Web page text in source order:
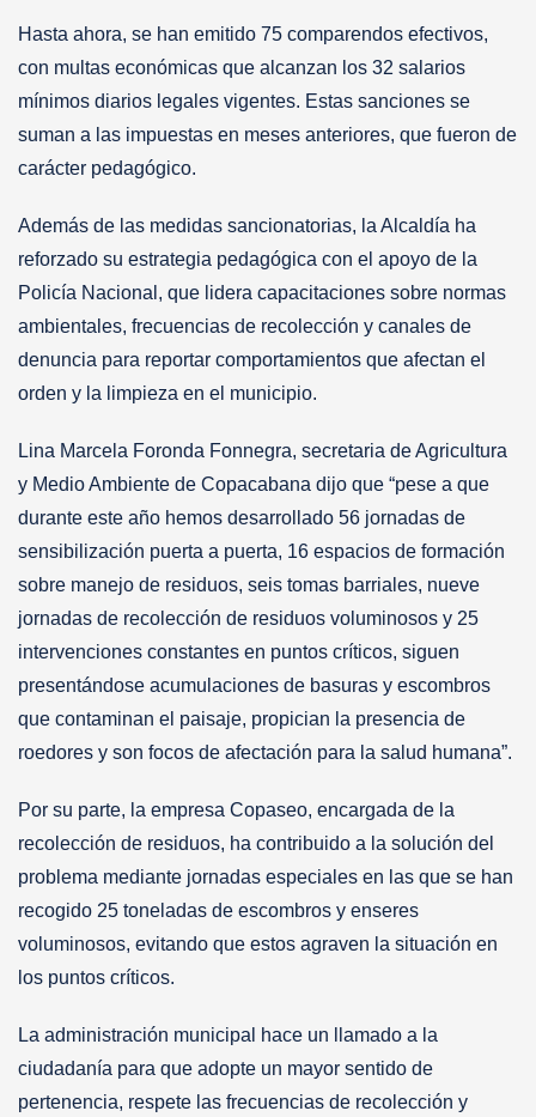
Hasta ahora, se han emitido 75 comparendos efectivos,
con multas económicas que alcanzan los 32 salarios
mínimos diarios legales vigentes. Estas sanciones se
suman a las impuestas en meses anteriores, que fueron de
carácter pedagógico.
Además de las medidas sancionatorias, la Alcaldía ha
reforzado su estrategia pedagógica con el apoyo de la
Policía Nacional, que lidera capacitaciones sobre normas
ambientales, frecuencias de recolección y canales de
denuncia para reportar comportamientos que afectan el
orden y la limpieza en el municipio.
Lina Marcela Foronda Fonnegra, secretaria de Agricultura
y Medio Ambiente de Copacabana dijo que “pese a que
durante este año hemos desarrollado 56 jornadas de
sensibilización puerta a puerta, 16 espacios de formación
sobre manejo de residuos, seis tomas barriales, nueve
jornadas de recolección de residuos voluminosos y 25
intervenciones constantes en puntos críticos, siguen
presentándose acumulaciones de basuras y escombros
que contaminan el paisaje, propician la presencia de
roedores y son focos de afectación para la salud humana”.
Por su parte, la empresa Copaseo, encargada de la
recolección de residuos, ha contribuido a la solución del
problema mediante jornadas especiales en las que se han
recogido 25 toneladas de escombros y enseres
voluminosos, evitando que estos agraven la situación en
los puntos críticos.
La administración municipal hace un llamado a la
ciudadanía para que adopte un mayor sentido de
pertenencia, respete las frecuencias de recolección y